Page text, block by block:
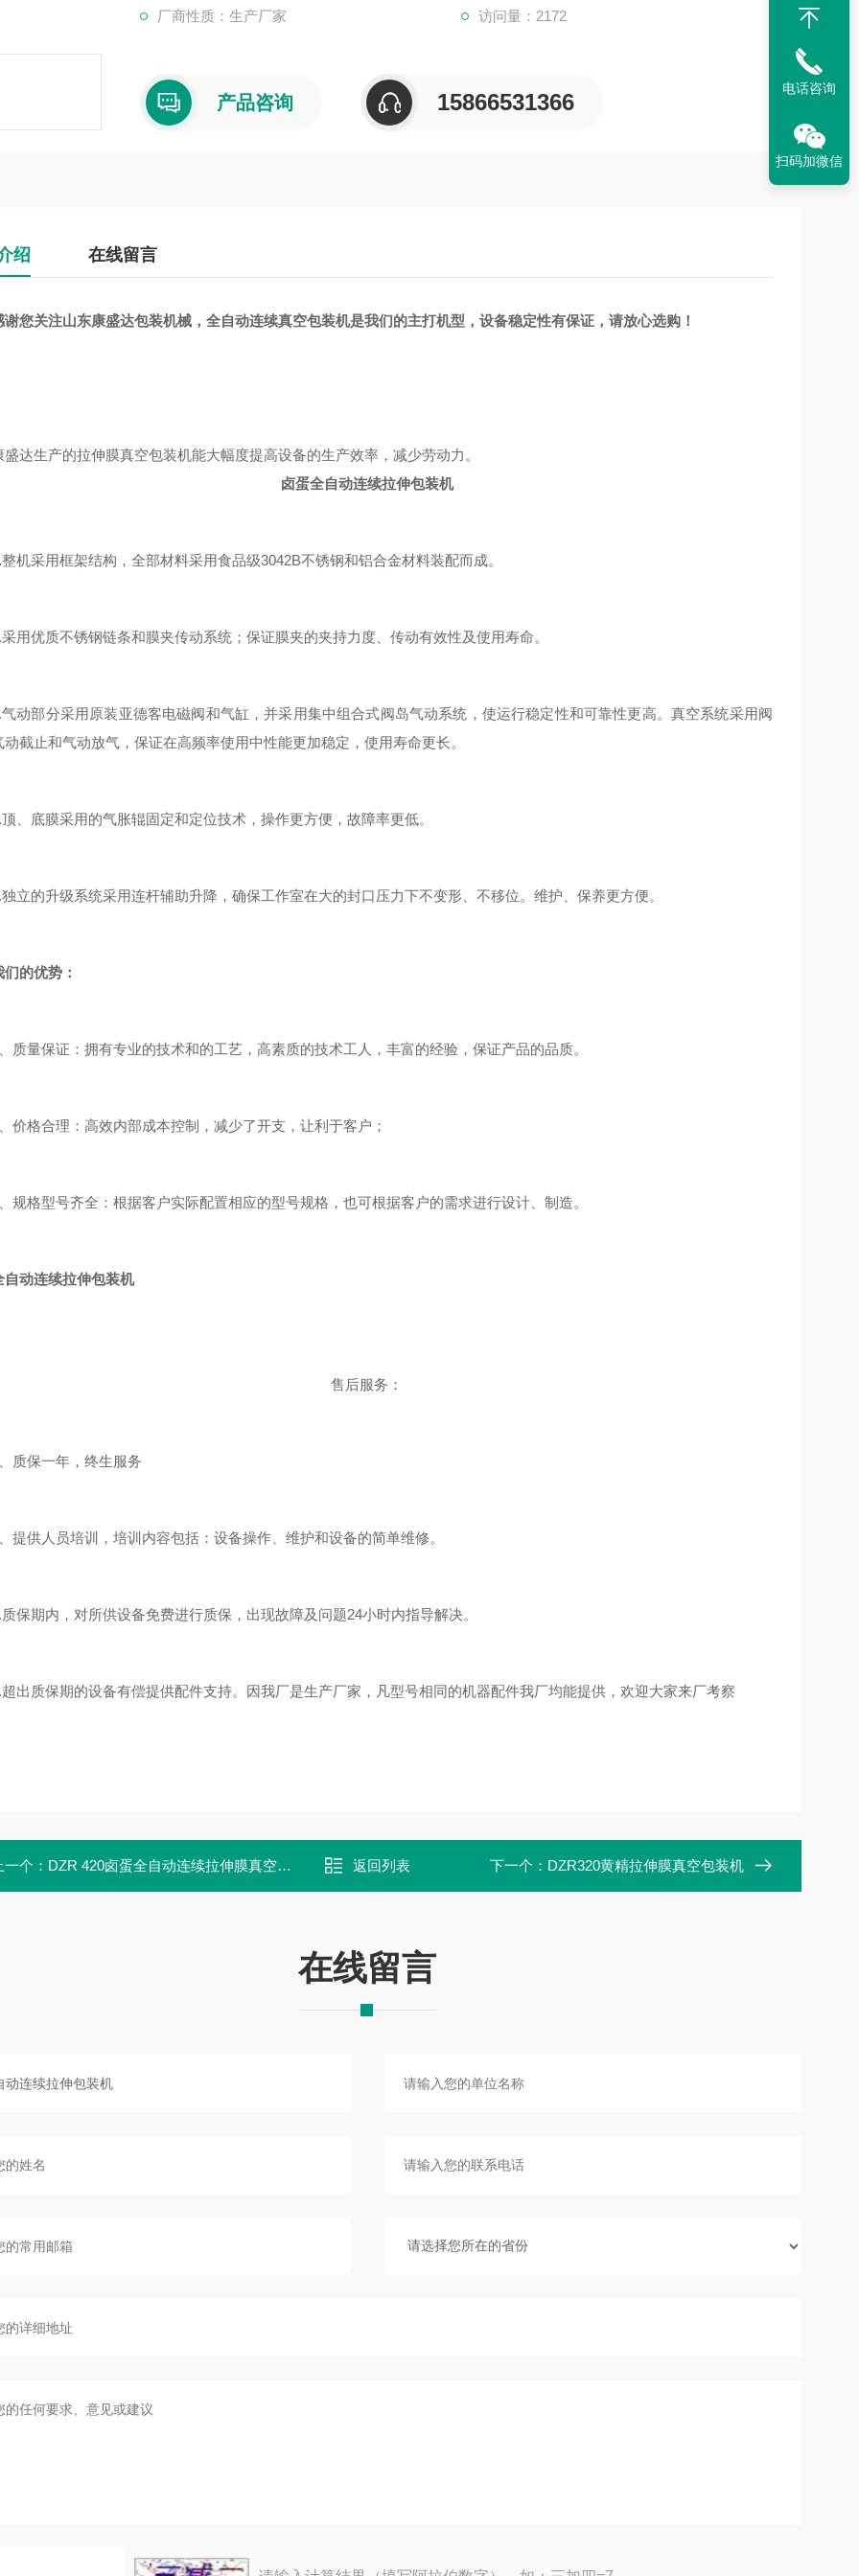
厂商性质：生产厂家 访问量：2172
产品咨询 15866531366
绍 在线留言
谢您关注山东康盛达包装机械，全自动连续真空包装机是我们的主打机型，设备稳定性有保证，请放心选购！
盛达生产的拉伸膜真空包装机能大幅度提高设备的生产效率，减少劳动力。
卤蛋全自动连续拉伸包装机
整机采用框架结构，全部材料采用食品级3042B不锈钢和铝合金材料装配而成。
优质不锈钢链条和膜夹传动系统；保证膜夹的夹持力度、传动有效性及使用寿命。
部分采用原装亚德客电磁阀和气缸，并采用集中组合式阀岛气动系统，使运行稳定性和可靠性更高。真空系统采用阀
动截止和气动放气，保证在高频率使用中性能更加稳定，使用寿命更长。
底膜采用的气胀辊固定和定位技术，操作更方便，故障率更低。
的升级系统采用连杆辅助升降，确保工作室在大的封口压力下不变形、不移位。维护、保养更方便。
们的优势：
量保证：拥有专业的技术和的工艺，高素质的技术工人，丰富的经验，保证产品的品质。
格合理：高效内部成本控制，减少了开支，让利于客户；
格型号齐全：根据客户实际配置相应的型号规格，也可根据客户的需求进行设计、制造。
自动连续拉伸包装机
售后服务：
保一年，终生服务
供人员培训，培训内容包括：设备操作、维护和设备的简单维修。
期内，对所供设备免费进行质保，出现故障及问题24小时内指导解决。
质保期的设备有偿提供配件支持。因我厂是生产厂家，凡型号相同的机器配件我厂均能提供，欢迎大家来厂考察
一个： DZR 420卤蛋全自动连续拉伸膜真空包装机 返回列表 下一个： DZR320黄精拉伸膜真空包装机
在线留言
电话咨询
扫码加微信